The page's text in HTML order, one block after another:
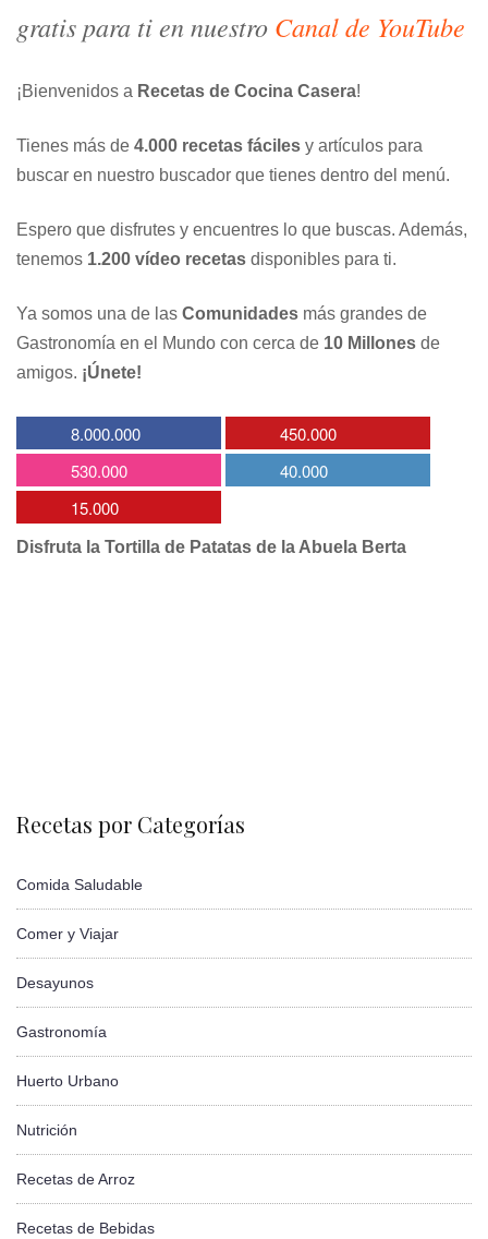
gratis para ti en nuestro Canal de YouTube
¡Bienvenidos a Recetas de Cocina Casera!
Tienes más de 4.000 recetas fáciles y artículos para
buscar en nuestro buscador que tienes dentro del menú.
Espero que disfrutes y encuentres lo que buscas. Además,
tenemos 1.200 vídeo recetas disponibles para ti.
Ya somos una de las Comunidades más grandes de
Gastronomía en el Mundo con cerca de 10 Millones de
amigos. ¡Únete!
8.000.000
450.000
530.000
40.000
15.000
Disfruta la Tortilla de Patatas de la Abuela Berta
Recetas por Categorías
Comida Saludable
Comer y Viajar
Desayunos
Gastronomía
Huerto Urbano
Nutrición
Recetas de Arroz
Recetas de Bebidas